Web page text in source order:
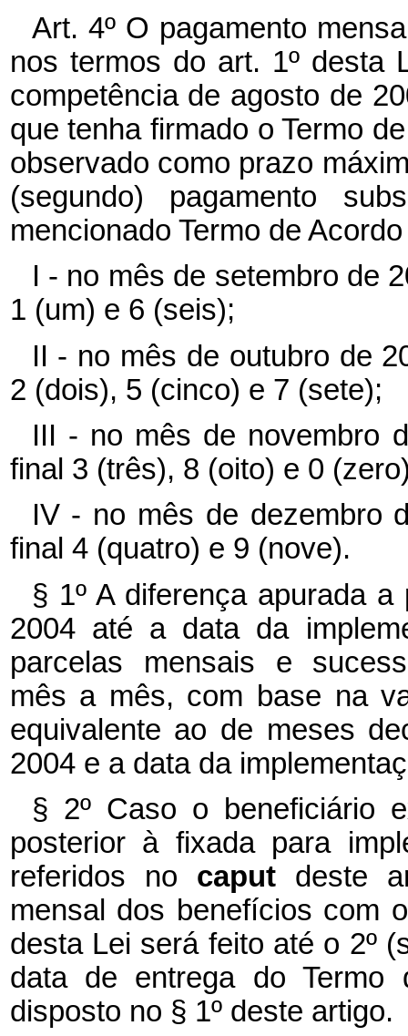
Art. 4º O pagamento
nos termos do art. 1º desta
competência de agosto de
que tenha firmado o Termo
observado como prazo
(segundo) pagamento
mencionado Termo de
I - no mês de setembro de
1 (um) e 6 (seis);
II - no mês de outubro de
2 (dois), 5 (cinco) e 7 (sete);
III - no mês de novembro
final 3 (três), 8 (oito) e 0
IV - no mês de dezembro
final 4 (quatro) e 9 (nove).
§ 1º A diferença apurada
2004 até a data da
parcelas mensais e
mês a mês, com base na
equivalente ao de meses
2004 e a data da
§ 2º Caso o beneficiário
posterior à fixada para
referidos no caput deste
mensal dos benefícios com
desta Lei será feito até o 2º
data de entrega do Termo
disposto no § 1º deste artigo.